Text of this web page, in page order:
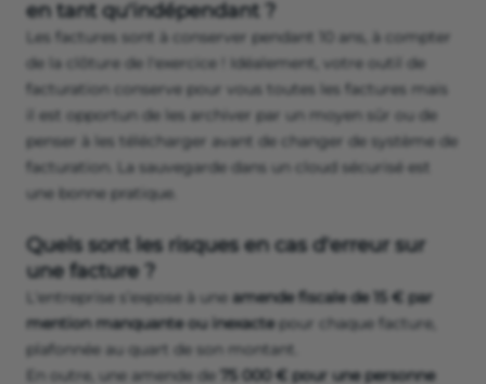
en tant qu'indépendant ?
Les factures sont à conserver pendant 10 ans, à compter
de la clôture de l'exercice ! Idéalement, votre outil de
facturation conserve pour vous toutes les factures mais
il est opportun de les archiver par un moyen sûr ou de
penser à les télécharger avant de changer de système de
facturation. La sauvegarde dans un cloud sécurisé est
une bonne pratique.
Quels sont les risques en cas d'erreur sur
une facture ?
L'entreprise s’expose à une amende fiscale de 15 € par
mention manquante ou inexactepour chaque facture,
plafonnée au quart de son montant.
En outre, une amende de 75 000 € pour une personne